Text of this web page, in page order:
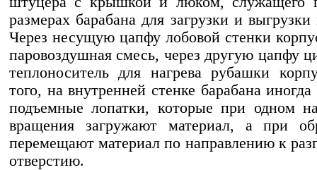
размерах барабана для загрузки и выгрузки
Через несущую цапфу лобовой стенки
паровоздушная смесь, через другую цапфу
теплоноситель для нагрева рубашки
того, на внутренней стенке барабана
подъемные лопатки, которые при одном
вращения загружают материал, а при
перемещают материал по направлению к
отверстию.